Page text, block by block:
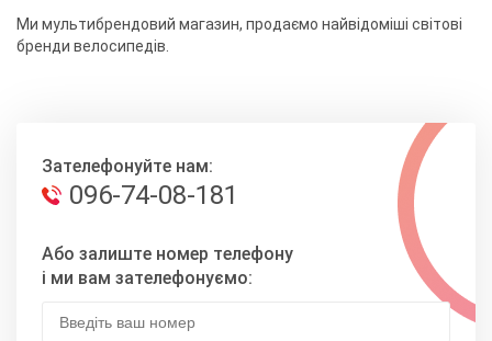
Ми мультибрендовий магазин, продаємо найвідоміші світові
бренди велосипедів.
Зателефонуйте нам:
096-74-08-181
Або залиште номер телефону
і ми вам зателефонуємо: